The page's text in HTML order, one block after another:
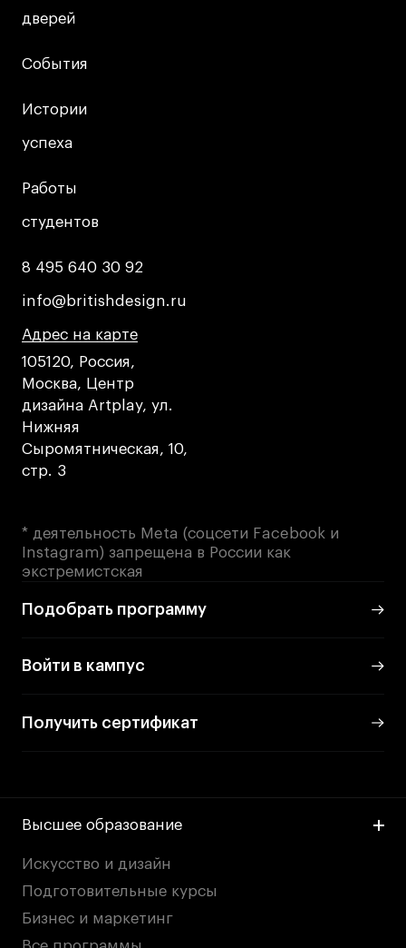
дверей
дверей
События
События
Истории
успеха
Истории
успеха
Работы
студентов
Работы
студентов
8 495 640 30 92
8 495 640 30 92
info@britishdesign.ru
info@britishdesign.ru
Адрес на карте
Адрес на карте
Адрес на карте
105120, Россия,
Москва, Центр
дизайна Artplay, ул.
Нижняя
Сыромятническая, 10,
стр. 3
* деятельность Meta (соцсети Facebook и
Instagram) запрещена в России как
экстремистская
Подобрать программу
Войти в кампус
Получить сертификат
Высшее образование
Искусство и дизайн
Подготовительные курсы
Бизнес и маркетинг